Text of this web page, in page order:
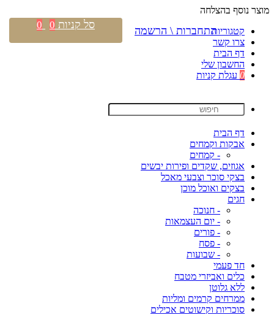
מוצר נוסף בהצלחה
קטגוריות
צרו קשר
דף הבית
החשבון שלי
0 עגלת קניות
דף הבית
אבקות וקמחים
- קמחים
אגוזים, שקדים ופירות יבשים
בצקי סוכר וצבעי מאכל
בצקים ואוכל מוכן
חגים
- חנוכה
- יום העצמאות
- פורים
- פסח
- שבועות
חד פעמי
כלים ואביזרי מטבח
ללא גלוטן
ממרחים קרמים ומליות
סוכריות וקישוטים אכילים
התחברות \ הרשמה סל קניות 0
0